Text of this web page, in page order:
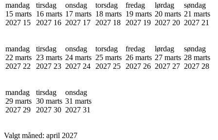
mandag
15 marts
2027 15
tirsdag
16 marts
2027 16
onsdag
17 marts
2027 17
torsdag
18 marts
2027 18
fredag
19 marts
2027 19
lørdag
20 marts
2027 20
søndag
21 marts
2027 21
mandag
22 marts
2027 22
tirsdag
23 marts
2027 23
onsdag
24 marts
2027 24
torsdag
25 marts
2027 25
fredag
26 marts
2027 26
lørdag
27 marts
2027 27
søndag
28 marts
2027 28
mandag
29 marts
2027 29
tirsdag
30 marts
2027 30
onsdag
31 marts
2027 31
Valgt måned: april 2027